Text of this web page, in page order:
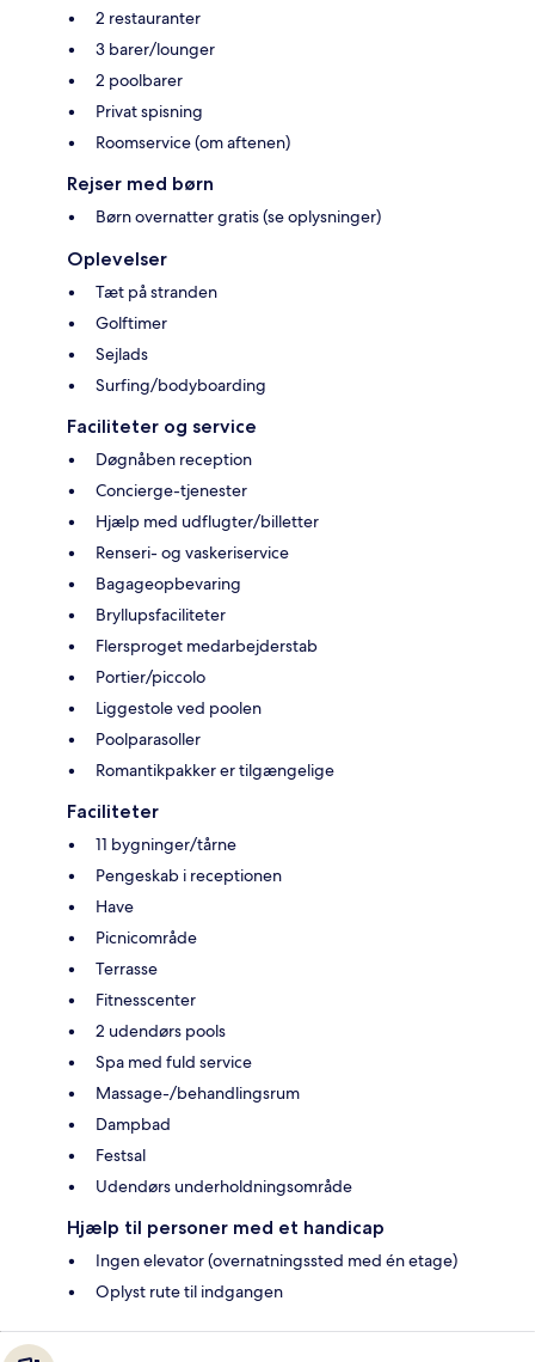
2 restauranter
3 barer/lounger
2 poolbarer
Privat spisning
Roomservice (om aftenen)
Rejser med børn
Børn overnatter gratis (se oplysninger)
Oplevelser
Tæt på stranden
Golftimer
Sejlads
Surfing/bodyboarding
Faciliteter og service
Døgnåben reception
Concierge-tjenester
Hjælp med udflugter/billetter
Renseri- og vaskeriservice
Bagageopbevaring
Bryllupsfaciliteter
Flersproget medarbejderstab
Portier/piccolo
Liggestole ved poolen
Poolparasoller
Romantikpakker er tilgængelige
Faciliteter
11 bygninger/tårne
Pengeskab i receptionen
Have
Picnicområde
Terrasse
Fitnesscenter
2 udendørs pools
Spa med fuld service
Massage-/behandlingsrum
Dampbad
Festsal
Udendørs underholdningsområde
Hjælp til personer med et handicap
Ingen elevator (overnatningssted med én etage)
Oplyst rute til indgangen